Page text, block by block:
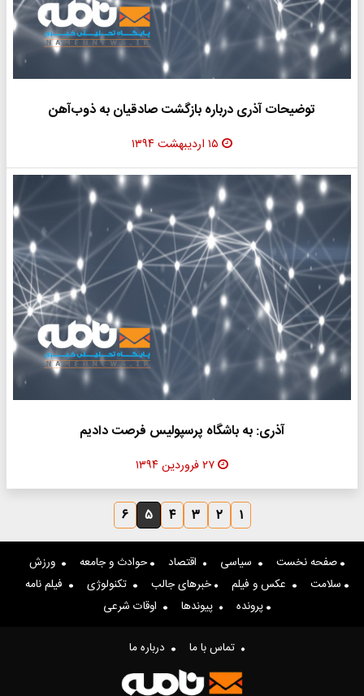
توضیحات آذری درباره بازگشت صادقیان به ذوب‌آهن
۱۵ اردیبهشت ۱۳۹۴
آذری: به باشگاه پرسپولیس فرصت دادیم
۲۷ فروردین ۱۳۹۴
۱ ۲ ۳ ۴ ۵ ۶
صفحه نخست سیاسی اقتصاد حوادث و جامعه
ورزش
سلامت
عکس و فیلم خبرهای جالب تکنولوژی
فیلم نامه
پرونده
پیوندها اوقات شرعی
تماس با ما درباره ما